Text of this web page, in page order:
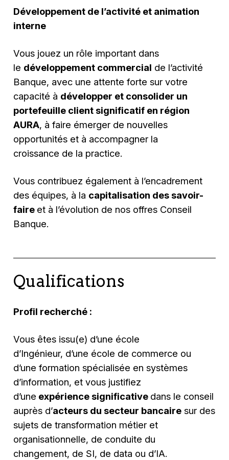
Développement de l’activité et animation
interne
Vous jouez un rôle important dans
le développement commercial de l’activité
Banque, avec une attente forte sur votre
capacité à développer et consolider un
portefeuille client significatif en région
AURA, à faire émerger de nouvelles
opportunités et à accompagner la
croissance de la practice.
Vous contribuez également à l’encadrement
des équipes, à la capitalisation des savoir-
faire et à l’évolution de nos offres Conseil
Banque.
Qualifications
Profil recherché :
Vous êtes issu(e) d’une école
d’Ingénieur, d’une école de commerce ou
d’une formation spécialisée en systèmes
d’information, et vous justifiez
d’une expérience significative dans le conseil
auprès d’acteurs du secteur bancaire sur des
sujets de transformation métier et
organisationnelle, de conduite du
changement, de SI, de data ou d’IA.